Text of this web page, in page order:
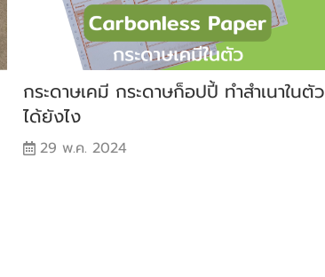
กระดาษเคมี กระดาษก็อปปี้ ทำสำเนาในตัว
ได้ยังไง
29 พ.ค. 2024